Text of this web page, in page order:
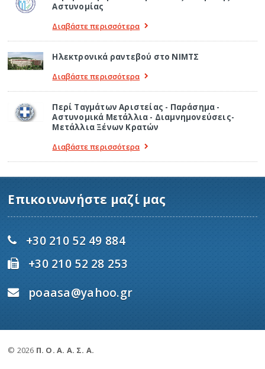
Αστυνομίας
Διαβάστε περισσότερα
Ηλεκτρονικά ραντεβού στο ΝΙΜΤΣ
Διαβάστε περισσότερα
Περί Ταγμάτων Αριστείας - Παράσημα -
Αστυνομικά Μετάλλια - Διαμνημονεύσεις-
Μετάλλια Ξένων Κρατών
Διαβάστε περισσότερα
Επικοινωνήστε μαζί μας
+30 210 52 49 884
+30 210 52 28 253
poaasa@yahoo.gr
© 2026 Π. Ο. Α. Α. Σ. Α.